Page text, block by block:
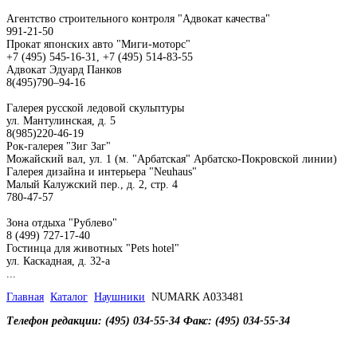
Агентство строительного контроля "Адвокат качества"
991-21-50
Прокат японских авто "Миги-моторс"
+7 (495) 545-16-31, +7 (495) 514-83-55
Адвокат Эдуард Панков
8(495)790–94-16
Галерея русской ледовой скульптуры
ул. Мантулинская, д. 5
8(985)220-46-19
Рок-галерея "Зиг Заг"
Можайский вал, ул. 1 (м. "Арбатская" Арбатско-Покровской линии)
Галерея дизайна и интерьера "Neuhaus"
Малый Калужский пер., д. 2, стр. 4
780-47-57
Зона отдыха "Рублево"
8 (499) 727-17-40
Гостинца для животных "Рets hotel"
ул. Каскадная, д. 32-а
Главная Каталог Наушники NUMARK A033481
Телефон редакции: (495) 034-55-34 Факс: (495) 034-55-34